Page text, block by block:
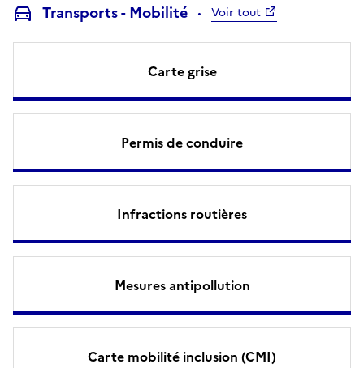
Transports - Mobilité Voir tout
Carte grise
Permis de conduire
Infractions routières
Mesures antipollution
Carte mobilité inclusion (CMI)